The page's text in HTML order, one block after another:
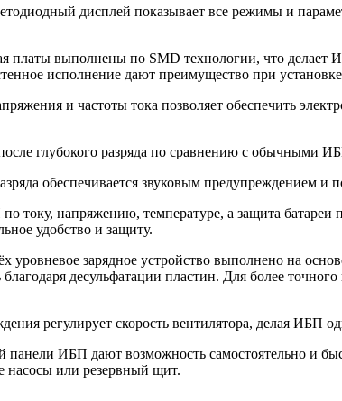
дисплей показывает все режимы и
платы выполнены по SMD технологии, что делает
исполнение дают преимущество при
и частоты тока позволяет обеспечить
глубокого разряда по сравнению с обычными
обеспечивается звуковым предупреждением
току, напряжению, температуре, а защита батареи
удобство и защиту.
уровневое зарядное устройство выполнено на
десульфатации пластин. Для более
регулирует скорость вентилятора, делая ИБП
панели ИБП дают возможность самостоятельно и
насосы или резервный щит.